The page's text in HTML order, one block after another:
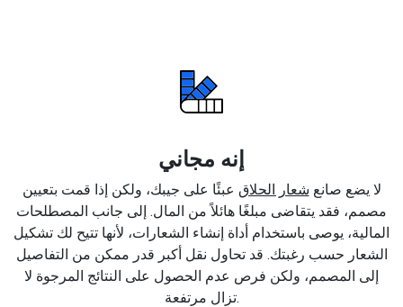
إنه مجاني
لا يضع صانع شعار الحلاق عبئًا على جيبك، ولكن إذا قمت بتعيين
مصمم، فقد يتقاضى مبلغًا هائلاً من المال. إلى جانب المصطلحات
المالية، يوصى باستخدام أداة إنشاء الشعارات، لأنها تتيح لك تشكيل
الشعار حسب رغبتك. قد تحاول نقل أكبر قدر ممكن من التفاصيل
إلى المصمم، ولكن فرص عدم الحصول على النتائج المرجوة لا
تزال مرتفعة.